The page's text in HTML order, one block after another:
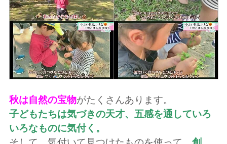
秋は自然の宝物がたくさんあります。
子どもたちは気づきの天才、五感を通していろ
いろなものに気付く。